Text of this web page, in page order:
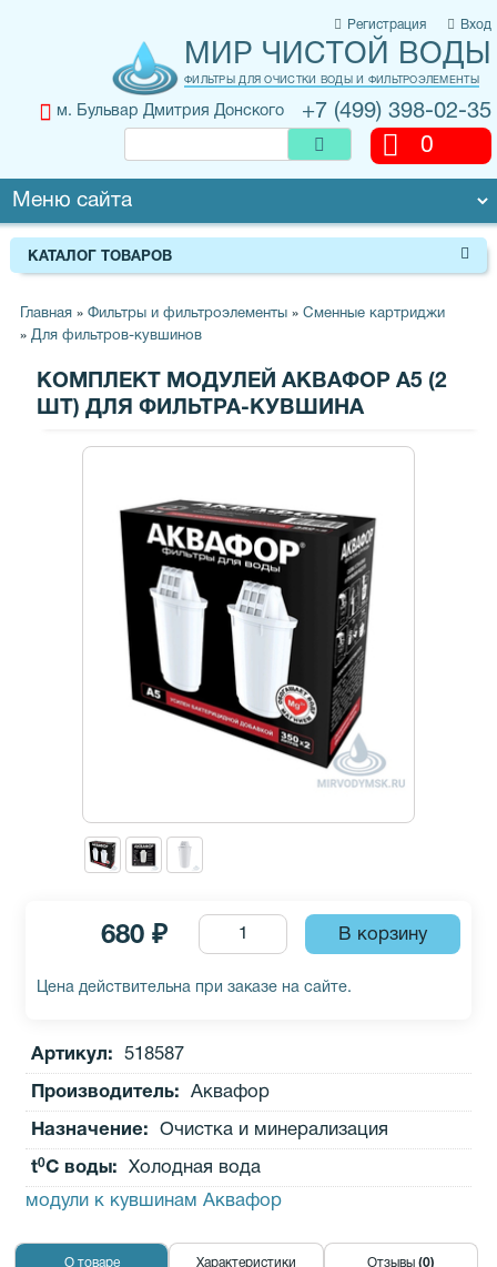
Регистрация Вход
МИР ЧИСТОЙ ВОДЫ
ФИЛЬТРЫ ДЛЯ ОЧИСТКИ ВОДЫ И ФИЛЬТРОЭЛЕМЕНТЫ
+7 (499) 398-02-35
м. Бульвар Дмитрия Донского
0
КАТАЛОГ ТОВАРОВ
Главная » Фильтры и фильтроэлементы » Сменные картриджи
» Для фильтров-кувшинов
КОМПЛЕКТ МОДУЛЕЙ АКВАФОР A5 (2
ШТ) ДЛЯ ФИЛЬТРА-КУВШИНА
680 ₽
Цена действительна при заказе на сайте.
Артикул: 518587
Производитель: Аквафор
Назначение: Очистка и минерализация
t0C воды:
Холодная вода
модули к кувшинам Аквафор
О товаре Характеристики Отзывы (0)